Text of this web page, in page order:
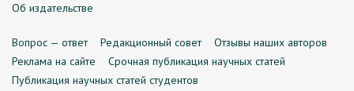
Об издательстве
Вопрос — ответ Редакционный совет
Отзывы наших авторов
Реклама на сайте
Срочная публикация научных статей
Публикация научных статей студентов